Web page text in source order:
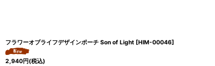
フラワーオブライフデザインポーチ Son of Light [HIM-00046]
2,940円(税込)